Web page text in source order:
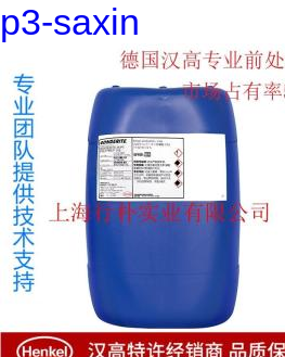
p3-saxin